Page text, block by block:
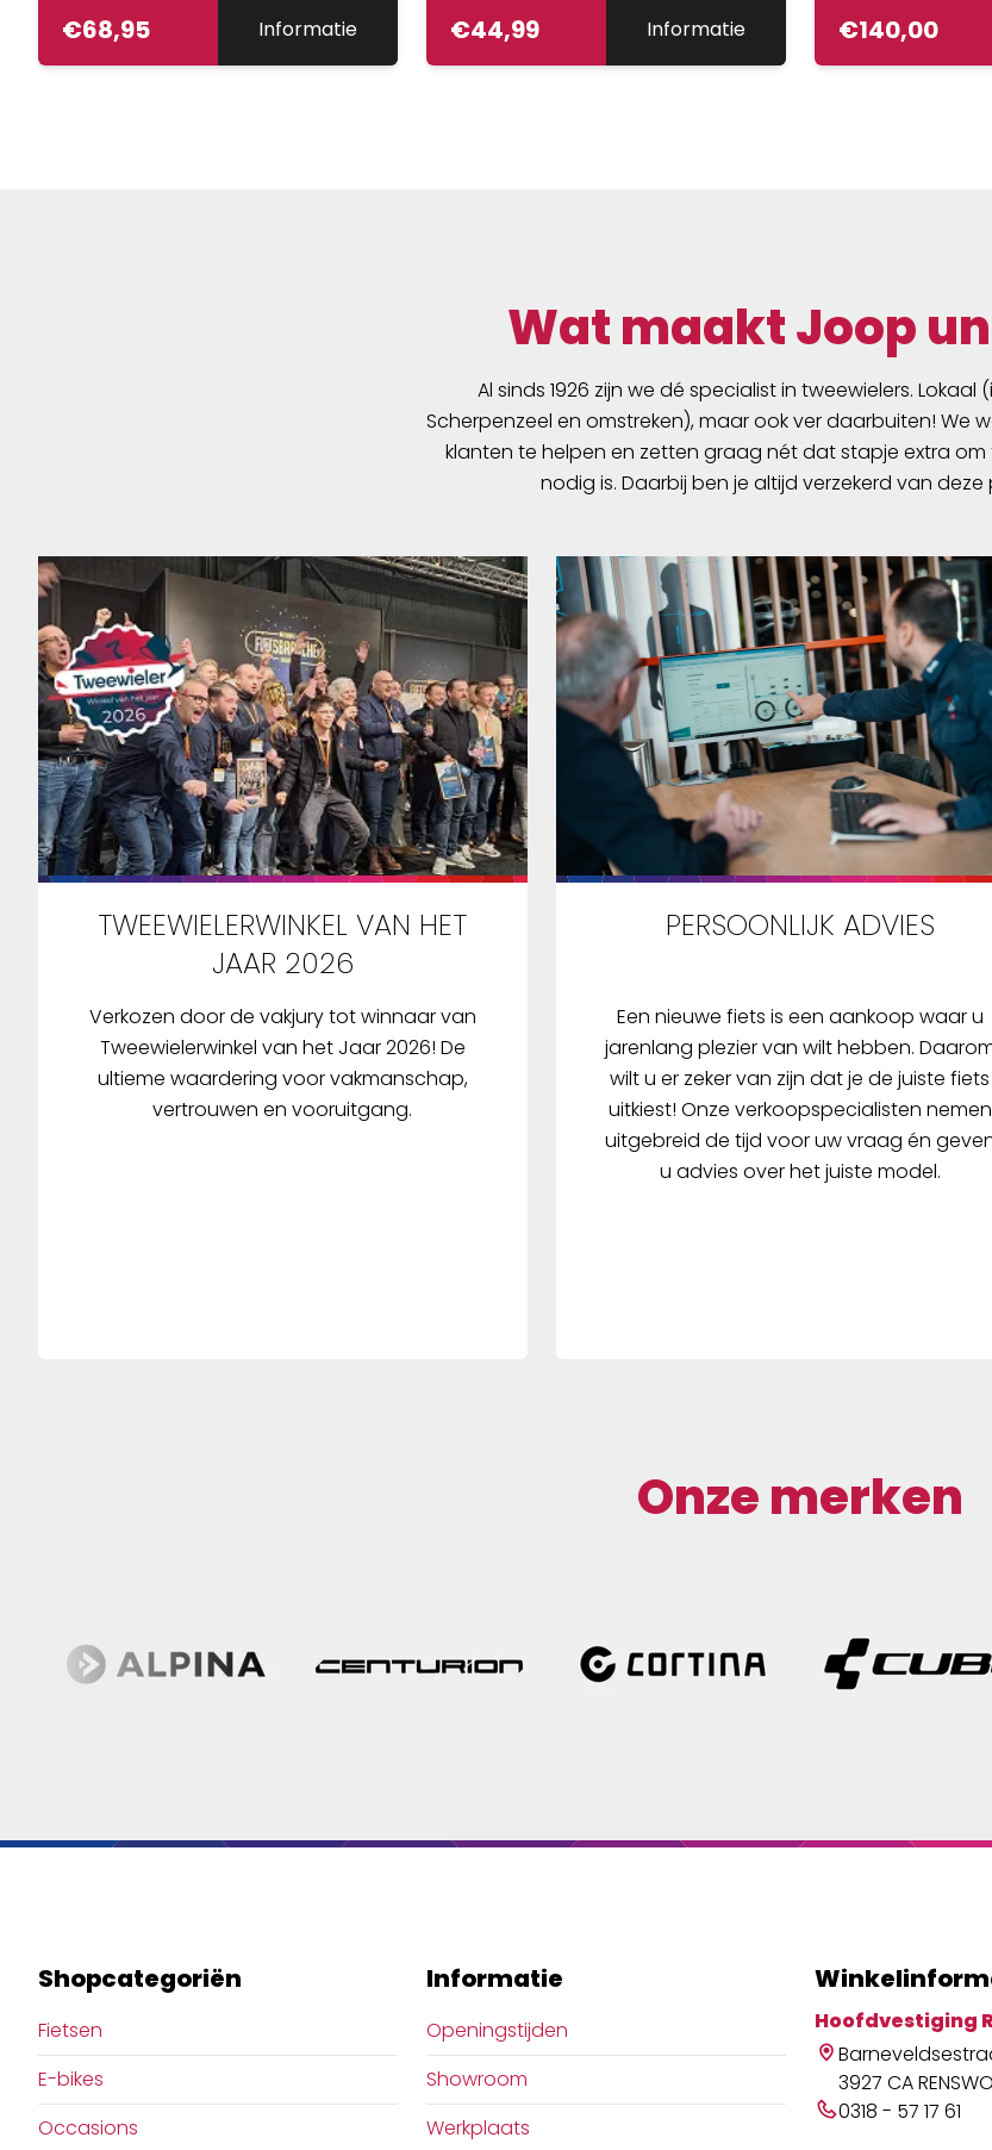
€68,95 Informatie €44,99 Informatie
een reflector
eigenschap
achtertas de
tegen water.
Quick-Lock2.1
gemak bij het
verwijderen
€140,00
Wat maakt Joop
Al sinds 1926 zijn we dé specialist in tweewielers. Lokaal
Scherpenzeel en omstreken), maar ook ver daarbuiten! We
klanten te helpen en zetten graag nét dat stapje extra om
nodig is. Daarbij ben je altijd verzekerd van deze
TWEEWIELERWINKEL VAN HET
JAAR 2026
Verkozen door de vakjury tot winnaar van
Tweewielerwinkel van het Jaar 2026! De
ultieme waardering voor vakmanschap,
vertrouwen en vooruitgang.
PERSOONLIJK ADVIES
Een nieuwe fiets is een aankoop waar u
jarenlang plezier van wilt hebben.
wilt u er zeker van zijn dat je de juiste fiets
uitkiest! Onze verkoopspecialisten nemen
uitgebreid de tijd voor uw vraag én
u advies over het juiste model.
Onze merken
Shopcategoriën
Fietsen
E-bikes
Occasions
Informatie
Openingstijden
Showroom
Werkplaats
Hoofdvestiging
3927 CA
0318 - 57 17 61